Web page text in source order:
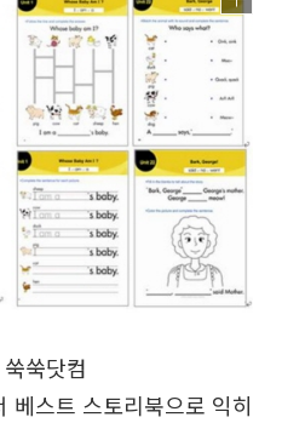
쑥닷컴
스트 스토리북으로 익히